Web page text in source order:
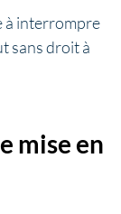
à interrompre
sans droit à
mise en